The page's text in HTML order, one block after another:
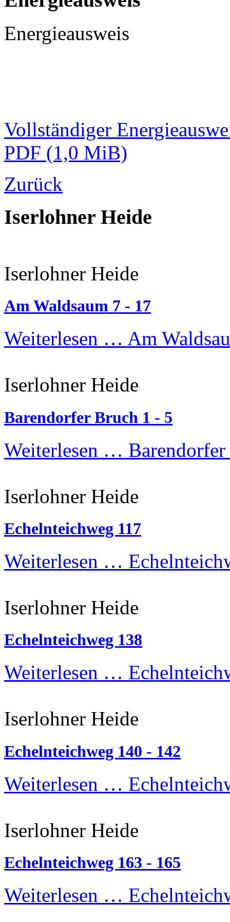
Energieausweis
Vollständiger
PDF (1,0 MiB)
Zurück
Iserlohner Heide
Iserlohner Heide
Am Waldsaum 7 - 17
Weiterlesen … Am
Iserlohner Heide
Barendorfer Bruch 1 - 5
Weiterlesen …
Iserlohner Heide
Echelnteichweg 117
Weiterlesen …
Iserlohner Heide
Echelnteichweg 138
Weiterlesen …
Iserlohner Heide
Echelnteichweg 140 - 142
Weiterlesen …
Iserlohner Heide
Echelnteichweg 163 - 165
Weiterlesen …